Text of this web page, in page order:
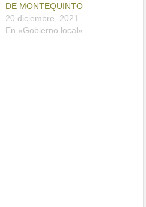
DE MONTEQUINTO
20 diciembre, 2021
En «Gobierno local»